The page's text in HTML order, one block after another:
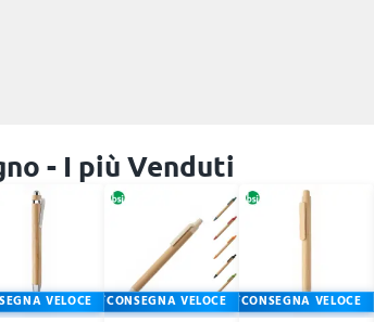
- I più Venduti
VELOCE CONSEGNA VELOCE CONSEGNA VELOCE